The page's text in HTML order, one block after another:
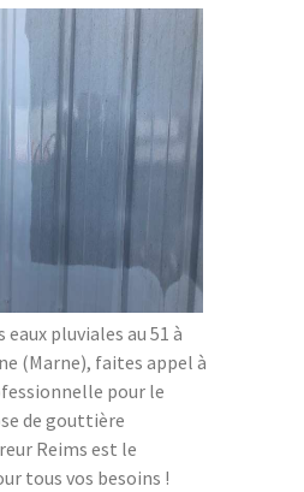
pluviales au 51 à
(Marne), faites appel à
pour le
de gouttière
Reims est le
tous vos besoins !